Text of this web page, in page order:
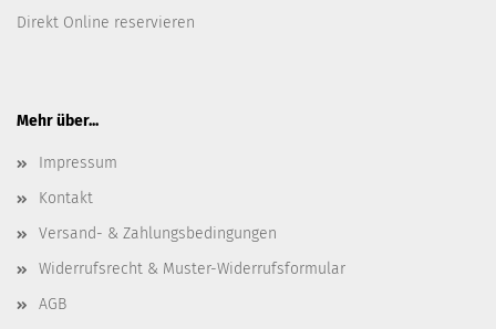
Direkt Online reservieren
Mehr über...
Impressum
Kontakt
Versand- & Zahlungsbedingungen
Widerrufsrecht & Muster-Widerrufsformular
AGB